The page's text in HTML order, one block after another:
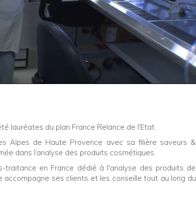
lauréates du plan France Relance de l'Etat.
Alpes de Haute Provence avec sa filière saveurs &
dans l’analyse des produits cosmétiques.
traitance en France dédié à l'analyse des produits de
ses clients et les conseille tout au long du